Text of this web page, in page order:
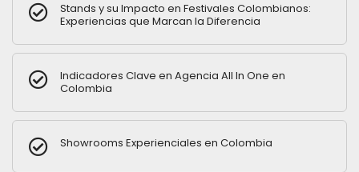
Stands y su Impacto en Festivales Colombianos:
Experiencias que Marcan la Diferencia
Indicadores Clave en Agencia All In One en
Colombia
Showrooms Experienciales en Colombia